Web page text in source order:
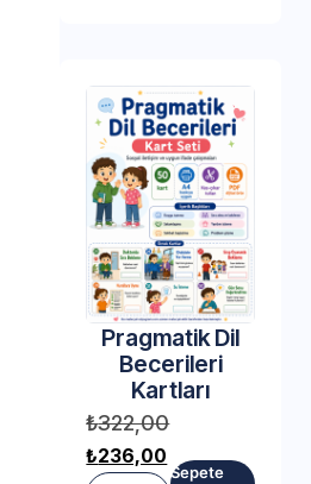
Pragmatik Dil
Becerileri
Kartları
₺322,00
₺236,00
Sepete